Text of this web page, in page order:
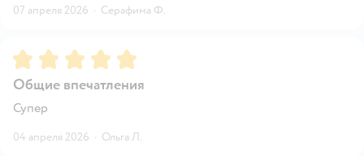
07 апреля 2026 · Серафима Ф.
Рейтинг:5
Общие впечатления
Супер
04 апреля 2026 · Ольга Л.